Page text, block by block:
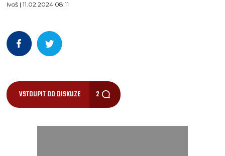
Ivoš | 11.02.2024 08:11
VSTOUPIT DO DISKUZE 2